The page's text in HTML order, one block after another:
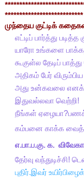
***************************
முந்தைய குட்டிக்
எட்டிப் பார்த்து
யாரோ உங்களை
கூகுள்ல தேடிப்
அதிகம் பேர்
அது உன்கவலை
இதுவல்லவா வெற்றி!
நீங்கள்
கம்பனை காக்க
எ.பா.ப.கு. க.
தேர்வு வந்துடிச்சி!
புதிர்.இவர்